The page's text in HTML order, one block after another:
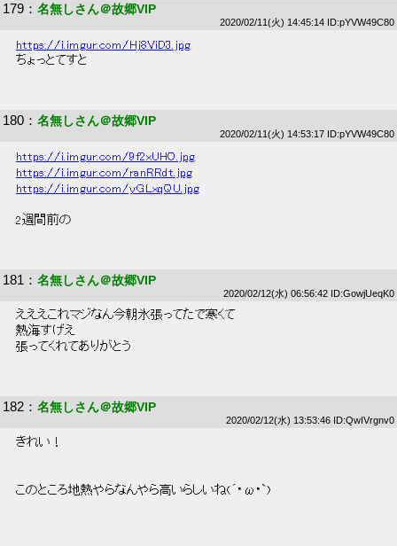
179 ： 名無しさん＠故郷VIP
2020/02/11(火) 14:45:14 ID:pYVW49C80
https://i.imgur.com/Hj8ViD3.jpg
ちょっとてすと
180 ： 名無しさん＠故郷VIP
2020/02/11(火) 14:53:17 ID:pYVW49C80
https://i.imgur.com/9f2xUHO.jpg
https://i.imgur.com/ranRRdt.jpg
https://i.imgur.com/yGLxqQU.jpg
2週間前の
181 ： 名無しさん＠故郷VIP
2020/02/12(水) 06:56:42 ID:GowjUeqK0
えええこれマジなん今朝氷張ってたで寒くて
熱海すげえ
張ってくれてありがとう
182 ： 名無しさん＠故郷VIP
2020/02/12(水) 13:53:46 ID:QwIVrgnv0
きれい！
このところ地熱やらなんやら高いらしいね(´･ω･`)